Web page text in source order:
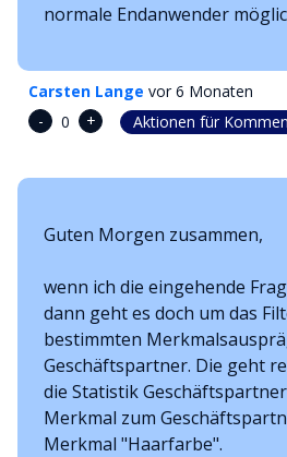
normale Endanwender
Carsten Lange vor 6 Monaten
-
0 + Aktionen für
Guten Morgen zusammen,
wenn ich die eingehende
dann geht es doch um das
bestimmten
Geschäftspartner. Die geht
die Statistik
Merkmal zum
Merkmal "Haarfarbe".